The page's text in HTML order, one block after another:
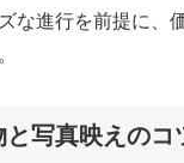
な進行を前提に、
と写真映えのコ